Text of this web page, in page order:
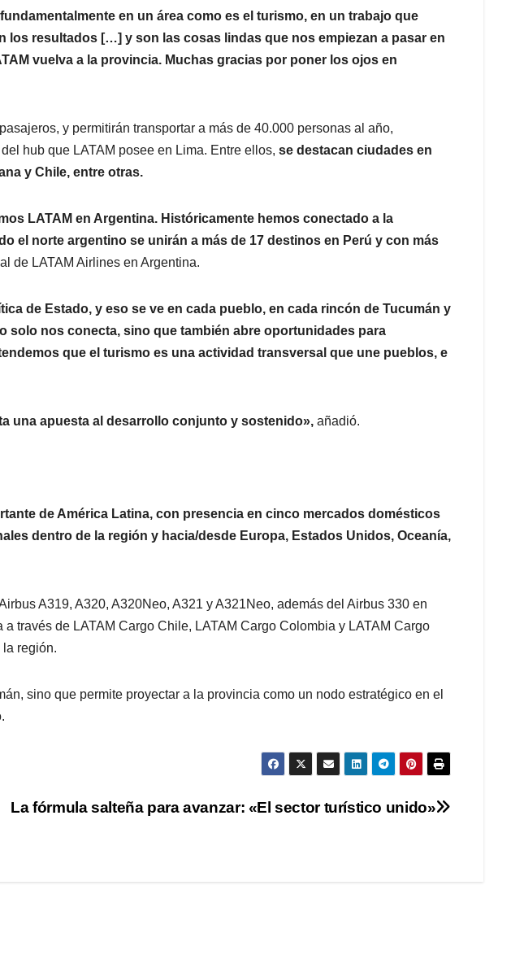
en un área como es el turismo, en un trabajo que
resultados […] y son las cosas lindas que nos empiezan a pasar en
vuelva a la provincia. Muchas gracias por poner los ojos en
y permitirán transportar a más de 40.000 personas al año,
hub que LATAM posee en Lima. Entre ellos, se destacan ciudades en
y Chile, entre otras.
LATAM en Argentina. Históricamente hemos conectado a la
el norte argentino se unirán a más de 17 destinos en Perú y con más
de LATAM Airlines en Argentina.
de Estado, y eso se ve en cada pueblo, en cada rincón de Tucumán y
solo nos conecta, sino que también abre oportunidades para
que el turismo es una actividad transversal que une pueblos, e
una apuesta al desarrollo conjunto y sostenido», añadió.
de América Latina, con presencia en cinco mercados domésticos
dentro de la región y hacia/desde Europa, Estados Unidos, Oceanía,
A319, A320, A320Neo, A321 y A321Neo, además del Airbus 330 en
través de LATAM Cargo Chile, LATAM Cargo Colombia y LATAM Cargo
región.
sino que permite proyectar a la provincia como un nodo estratégico en el
La fórmula salteña para avanzar: «El sector turístico unido»